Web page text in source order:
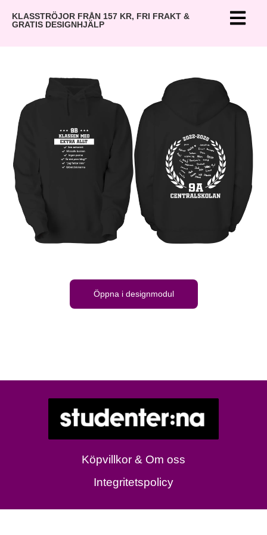
KLASSTRÖJOR FRÅN 157 KR, FRI FRAKT &
GRATIS DESIGNHJÄLP
Öppna i designmodul
Köpvillkor & Om oss
Integritetspolicy